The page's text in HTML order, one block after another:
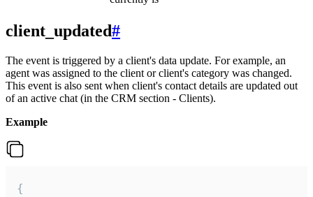
client_updated#
The event is triggered by a client's data update. For example, an
agent was assigned to the client or client's category was changed.
This event is also sent when client's contact details are updated out
of an active chat (in the CRM section - Clients).
Example
{